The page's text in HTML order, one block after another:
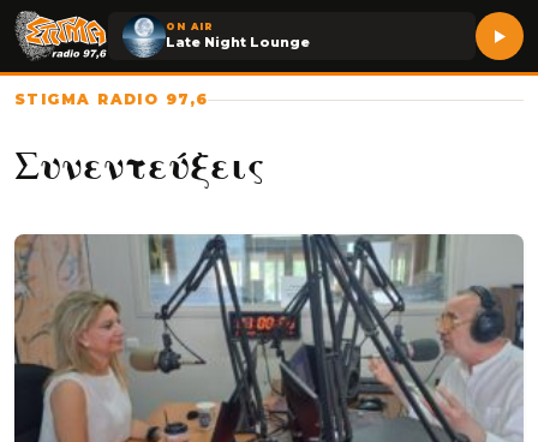
ON AIR
Late Night Lounge
STIGMA RADIO 97,6
Συνεντεύξεις